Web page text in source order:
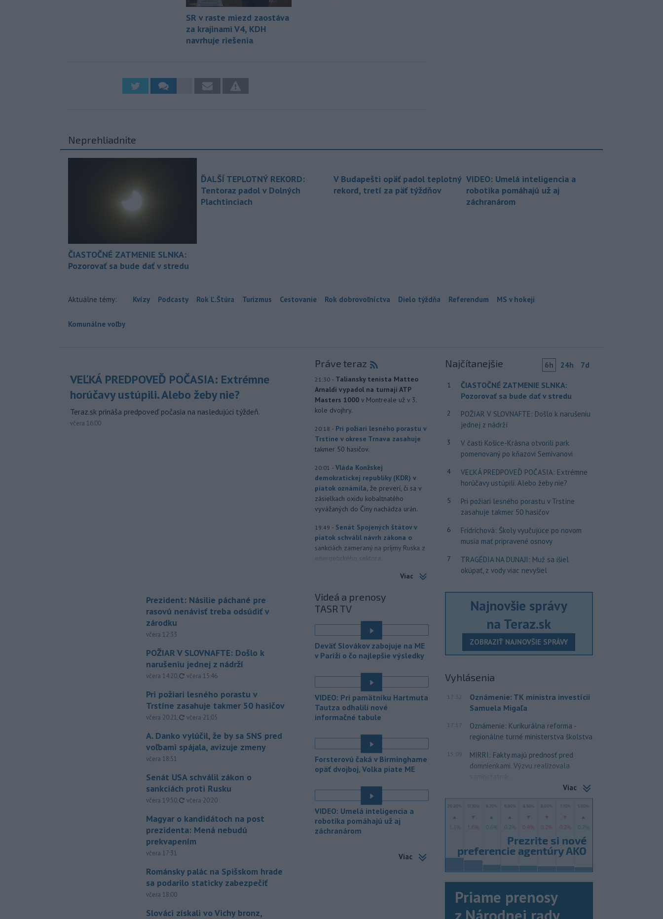
SR v raste miezd zaostáva
za krajinami V4, KDH
navrhuje riešenia
Neprehliadnite
ČIASTOČNÉ ZATMENIE SLNKA:
Pozorovať sa bude dať v stredu
ĎALŠÍ TEPLOTNÝ REKORD:
Tentoraz padol v Dolných
Plachtinciach
V Budapešti opäť padol teplotný
rekord, tretí za päť týždňov
VIDEO: Umelá inteligencia a
robotika pomáhajú už aj
záchranárom
Aktuálne témy: Kvízy Podcasty Rok Ľ.Štúra Turizmus Cestovanie Rok dobrovoľníctva Dielo týždňa Referendum MS v hokeji
Komunálne voľby
VEĽKÁ PREDPOVEĎ POČASIA: Extrémne
horúčavy ustúpili. Alebo žeby nie?
Teraz.sk prináša predpoveď počasia na nasledujúci týždeň.
včera 16:00
Prezident: Násilie páchané pre
rasovú nenávisť treba odsúdiť v
zárodku
včera 12:33
POŽIAR V SLOVNAFTE: Došlo k
narušeniu jednej z nádrží
včera 14:20, aktualizované
včera 15:46
Pri požiari lesného porastu v
Trstíne zasahuje takmer 50 hasičov
včera 20:21, aktualizované
včera 21:05
A. Danko vylúčil, že by sa SNS pred
voľbami spájala, avizuje zmeny
včera 18:51
Senát USA schválil zákon o
sankciách proti Rusku
včera 19:50, aktualizované
včera 20:20
Magyar o kandidátoch na post
prezidenta: Mená nebudú
prekvapením
včera 17:31
Románsky palác na Spišskom hrade
sa podarilo staticky zabezpečiť
včera 18:00
Slováci získali vo Vichy bronz,
Práve teraz
21:30 - Taliansky tenista Matteo
Arnaldi vypadol na turnaji ATP
Masters 1000 v Montreale už v 3.
kole dvojhry.
20:18 - Pri požiari lesného porastu v
Trstíne v okrese Trnava zasahuje
takmer 50 hasičov.
20:01 - Vláda Konžskej
demokratickej republiky (KDR) v
piatok oznámila, že preverí, či sa v
zásielkach oxidu kobaltnatého
vyvážaných do Číny nachádza urán.
19:49 - Senát Spojených štátov v
piatok schválil návrh zákona o
sankciách zameraný na príjmy Ruska z
energetického sektora.
Slovenská polícia prispela k
ktorý sa podarilo ukončiť
právoplatným odsúdením páchateľa v
15:21 - Piatkový požiar v
bratislavskej rafinérii Slovnaft je
pod kontrolou.Príčina jeho vzniku
TASR to potvrdil hovorca rafinérie
Anton Molnár.
15:17 - Ministerstvo kultúry (MK) SR
upraví verziu opatrenia o
pôsobnosti rezortu.
14:17 -
V bratislavskej rafinérii
Slovnaft horí uskladnený ropný
produkt.
TASR o tom informovala
rafinéria s tým, že obyvateľom nehrozí
13:50 - Jedným zo zdravotných rizík
na festivale môže byť vyššia
úroveň hluku. Je preto dobré držať sa
chrániče sluchu či dodržiavať
Viac
Videá a prenosy
TASR TV
Deväť Slovákov zabojuje na ME
v Paríži o čo najlepšie výsledky
VIDEO: Pri pamätníku Hartmuta
Tautza odhalili nové
informačné tabule
Forsterovú čaká v Birminghame
opäť dvojboj, Volka piate ME
VIDEO: Umelá inteligencia a
robotika pomáhajú už aj
záchranárom
Viac
Najčítanejšie 6h 24h 7d
1
ČIASTOČNÉ ZATMENIE SLNKA:
Pozorovať sa bude dať v stredu
2
POŽIAR V SLOVNAFTE: Došlo k narušeniu
jednej z nádrží
3
V časti Košice-Krásna otvorili park
pomenovaný po kňazovi Semivanovi
4
VEĽKÁ PREDPOVEĎ POČASIA: Extrémne
horúčavy ustúpili. Alebo žeby nie?
5
Pri požiari lesného porastu v Trstíne
zasahuje takmer 50 hasičov
6
Fridrichová: Školy vyučujúce po novom
musia mať pripravené osnovy
7
TRAGÉDIA NA DUNAJI: Muž sa išiel
okúpať, z vody viac nevyšiel
Najnovšie správy
na Teraz.sk
ZOBRAZIŤ NAJNOVŠIE SPRÁVY
Vyhlásenia
17:32
Oznámenie: TK ministra investícií
Samuela Migaľa
17:17
Oznámenie: Kurikurálna reforma -
regionálne turné ministerstva školstva
15:09
MIRRI: Fakty majú prednosť pred
domnienkami. Výzvu realizovala
samostatná...
Viac
Priame prenosy